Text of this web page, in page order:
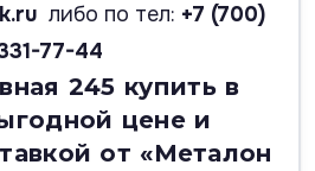
либо по тел: +7 (700)
77-44
245 купить в
цене и
от «Металон